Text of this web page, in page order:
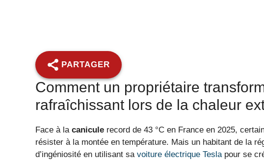
PARTAGER
Comment un propriétaire
rafraîchissant lors de la chaleur
Face à la canicule record de 43 °C en France en 2025,
résister à la montée en température. Mais un habitant de la
d’ingéniosité en utilisant sa voiture électrique Tesla pour se